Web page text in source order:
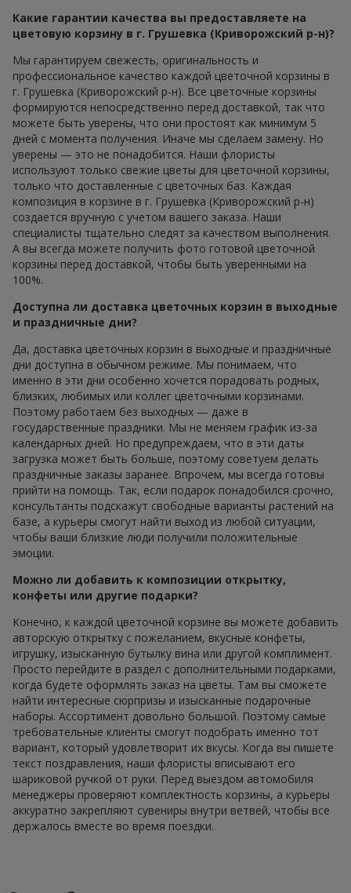
Какие гарантии качества вы предоставляете на
цветовую корзину в г. Грушевка (Криворожский р-н)?
Мы гарантируем свежесть, оригинальность и
профессиональное качество каждой цветочной корзины в
г. Грушевка (Криворожский р-н). Все цветочные корзины
формируются непосредственно перед доставкой, так что
можете быть уверены, что они простоят как минимум 5
дней с момента получения. Иначе мы сделаем замену. Но
уверены — это не понадобится. Наши флористы
используют только свежие цветы для цветочной корзины,
только что доставленные с цветочных баз. Каждая
композиция в корзине в г. Грушевка (Криворожский р-н)
создается вручную с учетом вашего заказа. Наши
специалисты тщательно следят за качеством выполнения.
А вы всегда можете получить фото готовой цветочной
корзины перед доставкой, чтобы быть уверенными на
100%.
Доступна ли доставка цветочных корзин в выходные
и праздничные дни?
Да, доставка цветочных корзин в выходные и праздничные
дни доступна в обычном режиме. Мы понимаем, что
именно в эти дни особенно хочется порадовать родных,
близких, любимых или коллег цветочными корзинами.
Поэтому работаем без выходных — даже в
государственные праздники. Мы не меняем график из-за
календарных дней. Но предупреждаем, что в эти даты
загрузка может быть больше, поэтому советуем делать
праздничные заказы заранее. Впрочем, мы всегда готовы
прийти на помощь. Так, если подарок понадобился срочно,
консультанты подскажут свободные варианты растений на
базе, а курьеры смогут найти выход из любой ситуации,
чтобы ваши близкие люди получили положительные
эмоции.
Можно ли добавить к композиции открытку,
конфеты или другие подарки?
Конечно, к каждой цветочной корзине вы можете добавить
авторскую открытку с пожеланием, вкусные конфеты,
игрушку, изысканную бутылку вина или другой комплимент.
Просто перейдите в раздел с дополнительными подарками,
когда будете оформлять заказ на цветы. Там вы сможете
найти интересные сюрпризы и изысканные подарочные
наборы. Ассортимент довольно большой. Поэтому самые
требовательные клиенты смогут подобрать именно тот
вариант, который удовлетворит их вкусы. Когда вы пишете
текст поздравления, наши флористы вписывают его
шариковой ручкой от руки. Перед выездом автомобиля
менеджеры проверяют комплектность корзины, а курьеры
аккуратно закрепляют сувениры внутри ветвей, чтобы все
держалось вместе во время поездки.